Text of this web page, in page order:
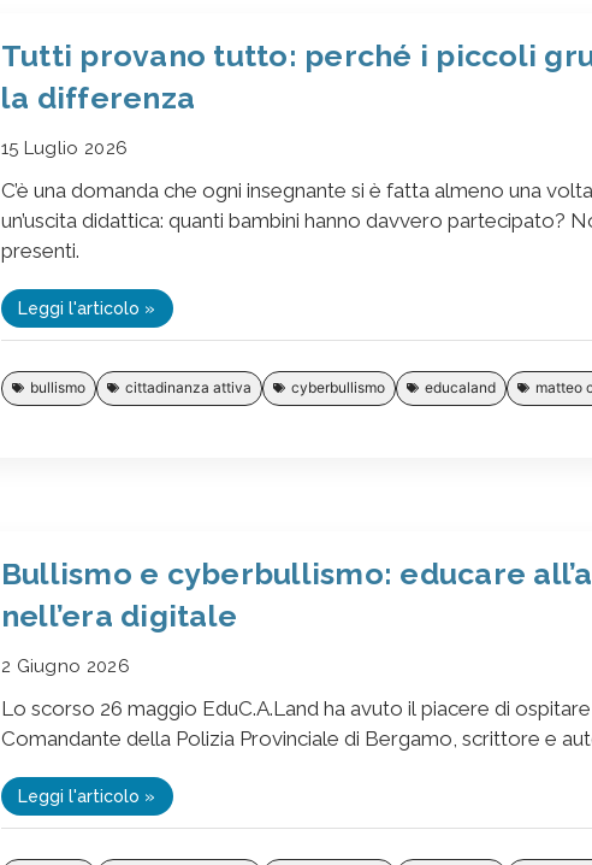
Tutti provano tutto: perché i piccoli
la differenza
15 Luglio 2026
C’è una domanda che ogni insegnante si è fatta almeno una
un’uscita didattica: quanti bambini hanno davvero partecipato?
presenti.
Leggi l'articolo »
bullismo cittadinanza attiva cyberbullismo educaland matteo
Bullismo e cyberbullismo: educare
nell’era digitale
2 Giugno 2026
Lo scorso 26 maggio EduC.A.Land ha avuto il piacere di
Comandante della Polizia Provinciale di Bergamo, scrittore e
Leggi l'articolo »